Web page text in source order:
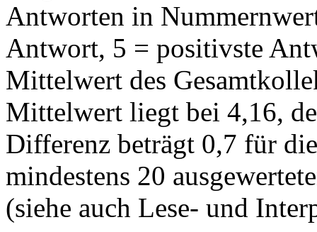
Antworten in
Antwort, 5 = positivste
Mittelwert des
Mittelwert liegt bei 4,16,
Differenz beträgt 0,7 für
mindestens 20
(siehe auch Lese- und